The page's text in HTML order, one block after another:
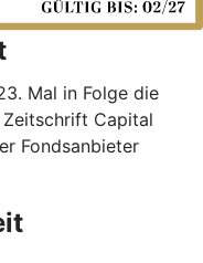
Mal in Folge die
Capital
Fondsanbieter